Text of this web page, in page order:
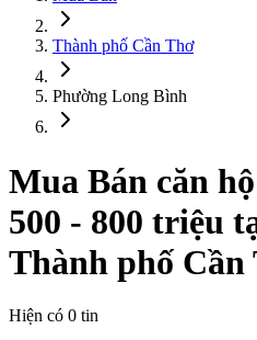
Thành phố Cần Thơ
Phường Long Bình
Mua Bán căn
500 - 800 triệu
Thành phố Cần
Hiện có 0 tin